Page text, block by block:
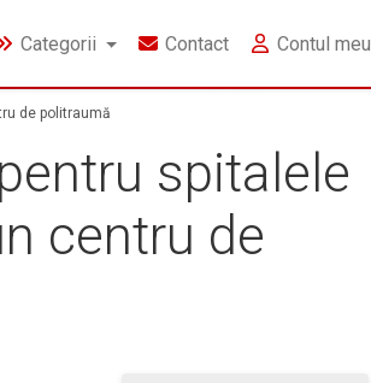
Categorii Contact Contul meu
de politraumă
spitalele
centru de